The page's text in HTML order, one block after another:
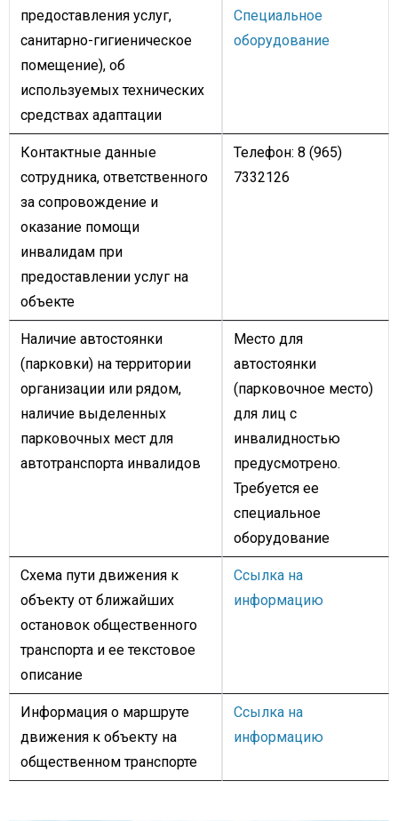
предоставления услуг,
санитарно-гигиеническое
помещение), об
используемых технических
средствах адаптации
Специальное
оборудование
Контактные данные
сотрудника, ответственного
за сопровождение и
оказание помощи
инвалидам при
предоставлении услуг на
объекте
Телефон: 8 (965)
7332126
Наличие автостоянки
(парковки) на территории
организации или рядом,
наличие выделенных
парковочных мест для
автотранспорта инвалидов
Место для
автостоянки
(парковочное место)
для лиц с
инвалидностью
предусмотрено.
Требуется ее
специальное
оборудование
Схема пути движения к
объекту от ближайших
остановок общественного
транспорта и ее текстовое
описание
Ссылка на
информацию
Информация о маршруте
движения к объекту на
общественном транспорте
Ссылка на
информацию